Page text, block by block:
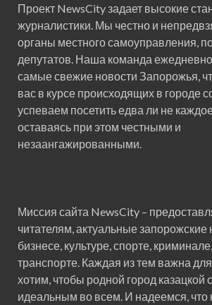
Проект NewsCity задает высокие
журналистики. Мы честно и
органы местного самоуправления,
депутатов. Наша команда ежедневно
самые свежие новости Запорожья,
вас в курсе происходящих в городе
успеваем посетить едва ли не
оставаясь при этом честными и
незаангажированными.
Миссия сайта NewsCity –
читателям, актуальные запорожские
бизнесе, культуре, спорте,
транспорте. Каждая из тем важна
хотим, чтобы родной город
идеальным во всем. И надеемся, что